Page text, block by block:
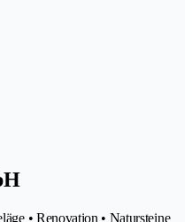
• Renovation • Natursteine